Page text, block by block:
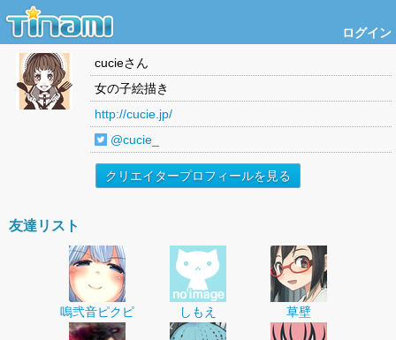
ログイン
cucieさん
女の子絵描き
http://cucie.jp/
@cucie_
クリエイタープロフィールを見る
友達リスト
嗚弐音ピクピ しもえ 草壁